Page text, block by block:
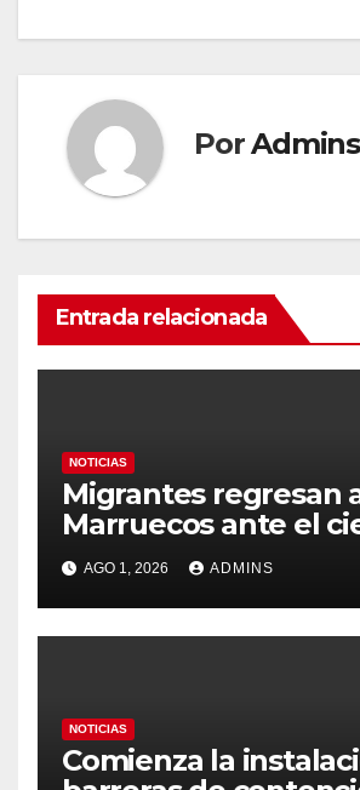
PorAdmins
Entrada relacionada
NOTICIAS
Migrantes regresan
Marruecos ante el
tiendas en Ceuta
idea de volver a
«Vimos en
fácil»
AGO 1, 2026 ADMINS
NOTICIAS
Comienza la